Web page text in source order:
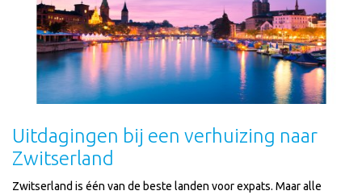
Uitdagingen bij een verhuizing naar
Zwitserland
Zwitserland is één van de beste landen voor expats. Maar alle